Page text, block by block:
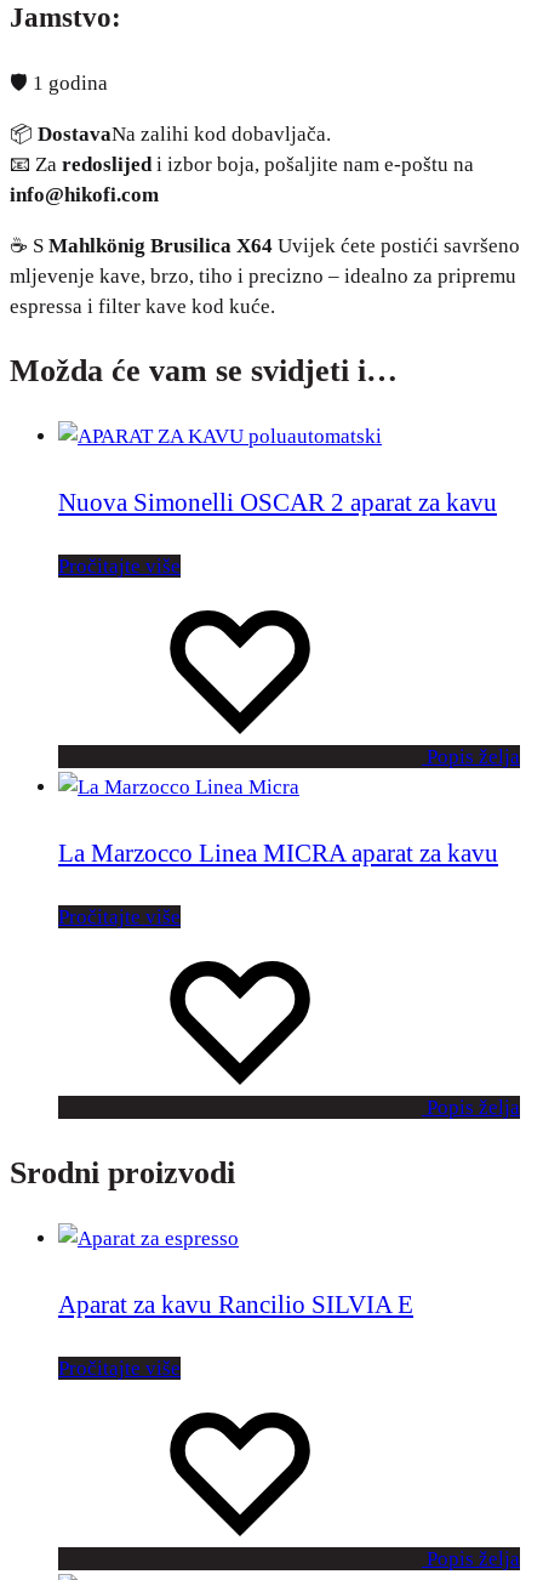
Jamstvo:
🛡️ 1 godina
📦 DostavaNa zalihi kod dobavljača.
📧 Za redoslijed i izbor boja, pošaljite nam e-poštu na
info@hikofi.com
☕ S Mahlkönig Brusilica X64 Uvijek ćete postići savršeno
mljevenje kave, brzo, tiho i precizno – idealno za pripremu
espressa i filter kave kod kuće.
Možda će vam se svidjeti i…
Nuova Simonelli OSCAR 2 aparat za kavu
Pročitajte više
Popis želja
La Marzocco Linea MICRA aparat za kavu
Pročitajte više
Popis želja
Srodni proizvodi
Aparat za kavu Rancilio SILVIA E
Pročitajte više
Popis želja